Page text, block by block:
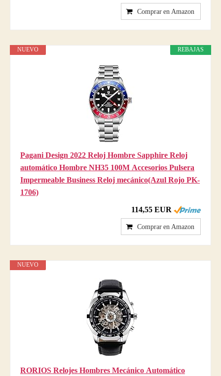
Comprar en Amazon
REBAJAS
NUEVO
Pagani Design 2022 Reloj Hombre Sapphire Reloj
automático Hombre NH35 100M Accesorios Pulsera
Impermeable Business Reloj mecánico(Azul Rojo PK-
1706)
114,55 EUR
Comprar en Amazon
NUEVO
RORIOS Relojes Hombres Mecánico Automático